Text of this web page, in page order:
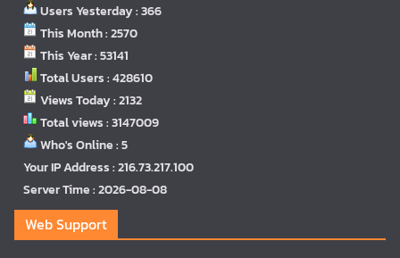
Users Yesterday : 366
This Month : 2570
This Year : 53141
Total Users : 428610
Views Today : 2132
Total views : 3147009
Who's Online : 5
Your IP Address : 216.73.217.100
Server Time : 2026-08-08
Web Support